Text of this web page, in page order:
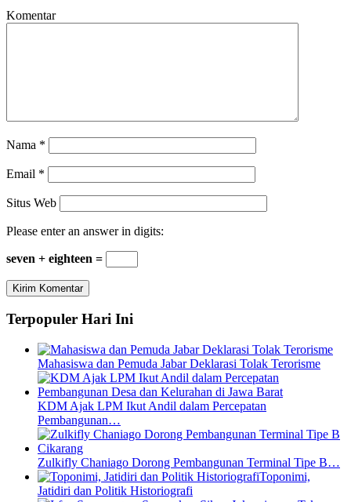
Komentar
Nama *
Email *
Situs Web
Please enter an answer in digits:
seven + eighteen =
Terpopuler Hari Ini
Mahasiswa dan Pemuda Jabar Deklarasi Tolak Terorisme
KDM Ajak LPM Ikut Andil dalam Percepatan
Pembangunan…
Zulkifly Chaniago Dorong Pembangunan Terminal Tipe B…
Toponimi,
Jatidiri dan Politik Historiografi